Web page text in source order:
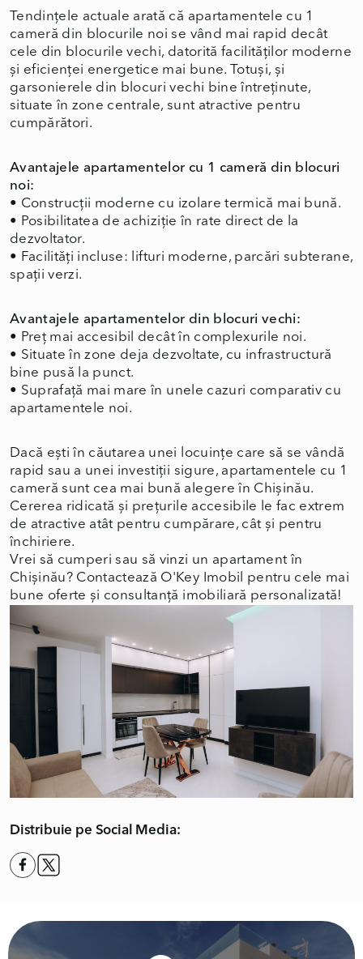
Tendințele actuale arată că apartamentele cu 1
cameră din blocurile noi se vând mai rapid decât
cele din blocurile vechi, datorită facilităților moderne
și eficienței energetice mai bune. Totuși, și
garsonierele din blocuri vechi bine întreținute,
situate în zone centrale, sunt atractive pentru
cumpărători.
Avantajele apartamentelor cu 1 cameră din blocuri
noi:
• Construcții moderne cu izolare termică mai bună.
• Posibilitatea de achiziție în rate direct de la
dezvoltator.
• Facilități incluse: lifturi moderne, parcări subterane,
spații verzi.
Avantajele apartamentelor din blocuri vechi:
• Preț mai accesibil decât în complexurile noi.
• Situate în zone deja dezvoltate, cu infrastructură
bine pusă la punct.
• Suprafață mai mare în unele cazuri comparativ cu
apartamentele noi.
Dacă ești în căutarea unei locuințe care să se vândă
rapid sau a unei investiții sigure, apartamentele cu 1
cameră sunt cea mai bună alegere în Chișinău.
Cererea ridicată și prețurile accesibile le fac extrem
de atractive atât pentru cumpărare, cât și pentru
închiriere.
Vrei să cumperi sau să vinzi un apartament în
Chișinău? Contactează O'Key Imobil pentru cele mai
Distribuie pe Social Media: